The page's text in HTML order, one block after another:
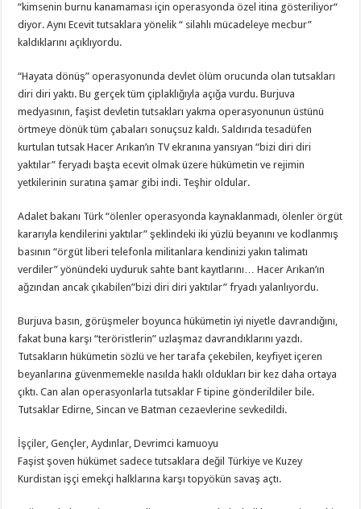
“kimsenin burnu kanamaması için operasyonda özel itina gösteriliyor“
diyor. Aynı Ecevit tutsaklara yönelik “ silahlı mücadeleye mecbur”
kaldıklarını açıklıyordu.
“Hayata dönüş” operasyonunda devlet ölüm orucunda olan tutsakları
diri diri yaktı. Bu gerçek tüm çiplaklığıyla açığa vurdu. Burjuva
medyasının, faşist devletin tutsakları yakma operasyonunun üstünü
örtmeye dönük tüm çabaları sonuçsuz kaldı. Saldırıda tesadüfen
kurtulan tutsak Hacer Arıkan’ın TV ekranına yansıyan “bizi diri diri
yaktılar” feryadı başta ecevit olmak üzere hükümetin ve rejimin
yetkilerinin suratına şamar gibi indi. Teşhir oldular.
Adalet bakanı Türk “ölenler operasyonda kaynaklanmadı, ölenler örgüt
kararıyla kendilerini yaktılar” şeklindeki iki yüzlü beyanını ve kodlanmış
basının “örgüt liberi telefonla militanlara kendinizi yakın talimatı
verdiler” yönündeki uyduruk sahte bant kayıtlarını… Hacer Arıkan’ın
ağzından ancak çıkabilen”bizi diri diri yaktılar” fryadı yalanlıyordu.
Burjuva basın, görüşmeler boyunca hükümetin iyi niyetle davrandığını,
fakat buna karşı “teröristlerin” uzlaşmaz davrandıklarını yazdı.
Tutsakların hükümetin sözlü ve her tarafa çekebilen, keyfiyet içeren
beyanlarına güvenmemekle nasılda haklı oldukları bir kez daha ortaya
çıktı. Can alan operasyonlarla tutsaklar F tipine gönderildiler bile.
Tutsaklar Edirne, Sincan ve Batman cezaevlerine sevkedildi.
İşçiler, Gençler, Aydınlar, Devrimci kamuoyu
Faşist şoven hükümet sadece tutsaklara değil Türkiye ve Kuzey
Kurdistan işçi emekçi halklarına karşı topyökün savaş açtı.